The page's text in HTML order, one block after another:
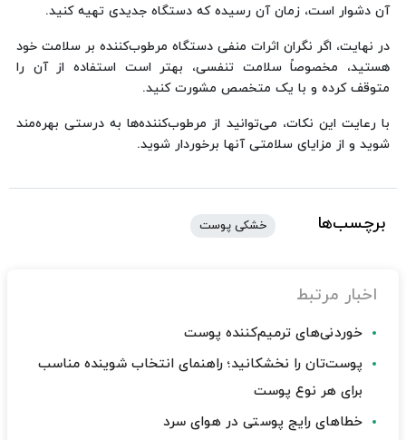
آن دشوار است، زمان آن رسیده که دستگاه جدیدی تهیه کنید.
در نهایت، اگر نگران اثرات منفی دستگاه مرطوب‌کننده بر سلامت خود
هستید، مخصوصاً سلامت تنفسی، بهتر است استفاده از آن را
متوقف کرده و با یک متخصص مشورت کنید.
با رعایت این نکات، می‌توانید از مرطوب‌کننده‌ها به درستی بهره‌مند
شوید و از مزایای سلامتی آنها برخوردار شوید.
برچسب‌ها خشکی پوست
اخبار مرتبط
خوردنی‌های ترمیم‌کننده پوست
پوست‌تان را نخشکانید؛ راهنمای انتخاب شوینده مناسب
برای هر نوع پوست
خطاهای رایج پوستی در هوای سرد